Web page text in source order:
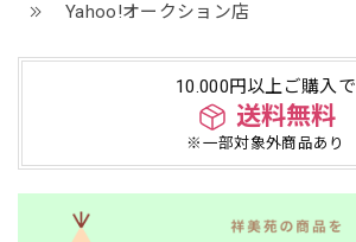
Yahoo!オークション店
10.000円以上ご購入で
送料無料
※一部対象外商品あり